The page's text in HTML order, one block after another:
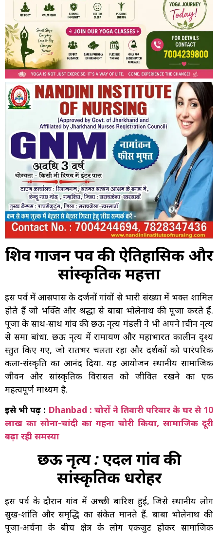
शिव गाजन पर्व की ऐतिहासिक और
सांस्कृतिक महत्ता
इस पर्व में आसपास के दर्जनों गांवों से भारी संख्या में भक्त शामिल
होते हैं जो भक्ति और श्रद्धा से बाबा भोलेनाथ की पूजा करते हैं.
पूजा के साथ-साथ गांव की छऊ नृत्य मंडली ने भी अपने प्राचीन नृत्य
से समा बांधा. छऊ नृत्य में रामायण और महाभारत कालीन दृश्य
प्रस्तुत किए गए, जो रातभर चलता रहा और दर्शकों को पारंपरिक
कला-संस्कृति का आनंद दिया. यह आयोजन स्थानीय सामाजिक
जीवन और सांस्कृतिक विरासत को जीवित रखने का एक
महत्वपूर्ण माध्यम है.
इसे भी पढ़ें : Dhanbad : चोरों ने तिवारी परिवार के घर से 10
लाख का सोना-चांदी का गहना चोरी किया, सामाजिक दूरी
बढ़ा रही समस्या
छऊ नृत्य : एदल गांव की
सांस्कृतिक धरोहर
इस पर्व के दौरान गांव में अच्छी बारिश हुई, जिसे स्थानीय लोग
सुख-शांति और समृद्धि का संकेत मानते हैं. बाबा भोलेनाथ की
पूजा-अर्चना के बीच क्षेत्र के लोग एकजुट होकर सामाजिक